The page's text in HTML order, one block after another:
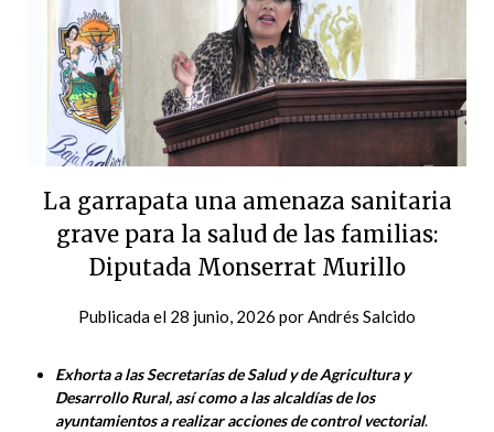
La garrapata una amenaza sanitaria
grave para la salud de las familias:
Diputada Monserrat Murillo
Publicada el 28 junio, 2026 porAndrés Salcido
Exhorta a las Secretarías de Salud y de Agricultura y
Desarrollo Rural, así como a las alcaldías de los
ayuntamientos a realizar acciones de control vectorial.